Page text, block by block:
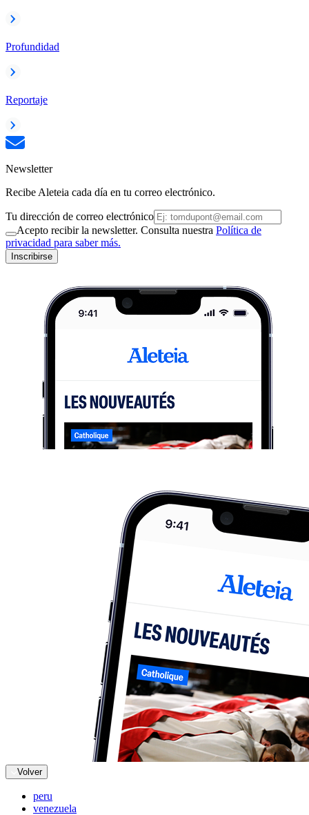
Profundidad
Reportaje
Newsletter
Recibe Aleteia cada día en tu correo electrónico.
Tu dirección de correo electrónico
Acepto recibir la newsletter. Consulta nuestra Política de
privacidad para saber más.
Inscribirse
Volver
peru
venezuela